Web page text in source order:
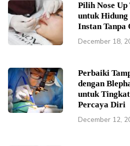
Pilih Nose
untuk Hidung
Instan Tanpa
December 18,
Perbaiki
dengan
untuk
Percaya Diri
December 12,